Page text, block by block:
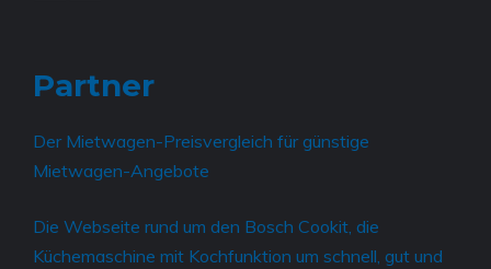
Partner
Der Mietwagen-Preisvergleich für günstige
Mietwagen-Angebote
Die Webseite rund um den Bosch Cookit, die
Küchemaschine mit Kochfunktion um schnell, gut und